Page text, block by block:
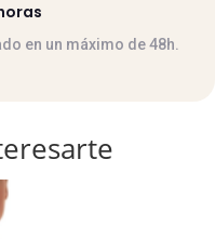
en un máximo de 48h.